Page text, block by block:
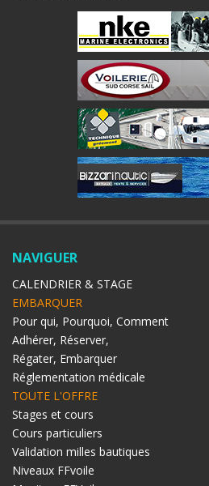
NAVIGUER
CALENDRIER & STAGE
EMBARQUER
Pour qui, Pourquoi, Comment
Adhérer, Réserver,
Régater, Embarquer
Réglementation médicale
TOUTE L'OFFRE
Stages et cours
Cours particuliers
Validation milles bautiques
Niveaux FFvoile